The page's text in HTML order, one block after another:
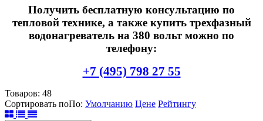
Получить бесплатную консультацию по
тепловой технике, а также купить трехфазный
водонагреватель на 380 вольт можно по
телефону:
+7 (495) 798 27 55
Товаров: 48
Сортировать поПо: Умолчанию Цене Рейтингу